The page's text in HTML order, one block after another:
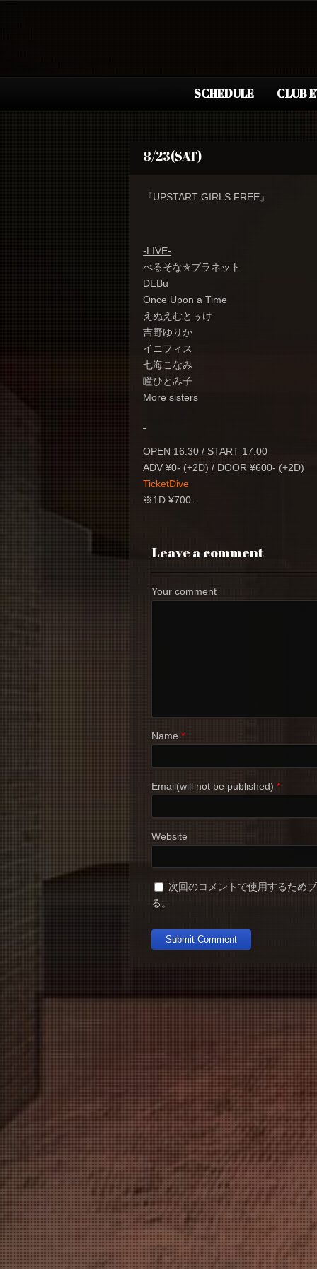
SCHEDULE CLUB
8/23(SAT)
『UPSTART GIRLS FREE』
-LIVE-
ぺるそな✯プラネット
DEBu
Once Upon a Time
えぬえむとぅけ
吉野ゆりか
イニフィス
七海こなみ
瞳ひとみ子
More sisters
OPEN 16:30 / START 17:00
ADV ¥0- (+2D) / DOOR ¥600- (+2D)
TicketDive
※1D ¥700-
Leave a comment
Your comment
Name *
Email(will not be published) *
Website
次回のコメントで使用するため
る。